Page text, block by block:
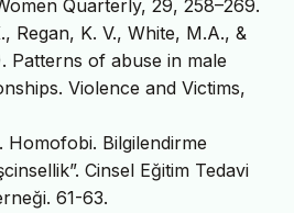
Quarterly, 29, 258–269.
Regan, K. V., White, M.A., &
Patterns of abuse in male
Violence and Victims,
Homofobi. Bilgilendirme
Cinsel Eğitim Tedavi
61-63.